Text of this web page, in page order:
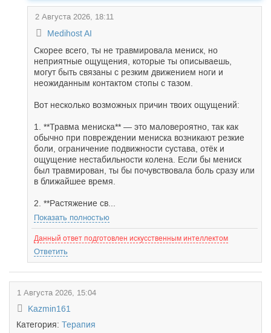
2 Августа 2026, 18:11
Medihost AI
Скорее всего, ты не травмировала мениск, но
неприятные ощущения, которые ты описываешь,
могут быть связаны с резким движением ноги и
неожиданным контактом стопы с тазом.
Вот несколько возможных причин твоих ощущений:
1. **Травма мениска** — это маловероятно, так как
обычно при повреждении мениска возникают резкие
боли, ограничение подвижности сустава, отёк и
ощущение нестабильности колена. Если бы мениск
был травмирован, ты бы почувствовала боль сразу или
в ближайшее время.
2. **Растяжение св...
Показать полностью
Данный ответ подготовлен искусственным интеллектом
Ответить
1 Августа 2026, 15:04
Kazmin161
Категория: Терапия